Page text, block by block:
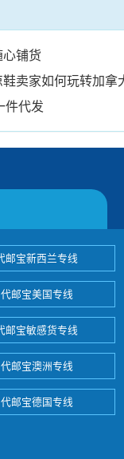
铺货
鞋卖家如何玩转加拿
件代发
邮宝新西兰专线
代邮宝美国专线
邮宝敏感货专线
代邮宝澳洲专线
代邮宝德国专线